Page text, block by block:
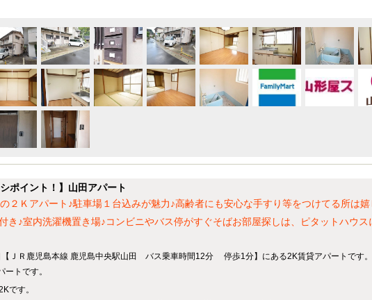
ポイント！】山田アパート
２Ｋアパート♪駐車場１台込みが魅力♪高齢者にも安心な手すり等をつけてる所は嬉
き♪室内洗濯機置き場♪コンビニやバス停がすぐそばお部屋探しは、ピタットハウス
【ＪＲ鹿児島本線 鹿児島中央駅山田 バス乗車時間12分 停歩1分】にある2K賃貸アパートです。
トです。
です。